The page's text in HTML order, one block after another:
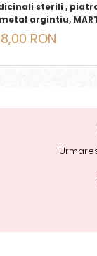
sterili ,
argintiu,
RON